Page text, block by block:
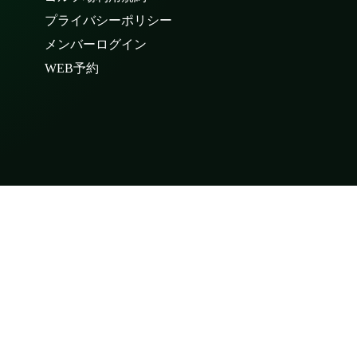
プライバシーポリシー
メンバーログイン
WEB予約